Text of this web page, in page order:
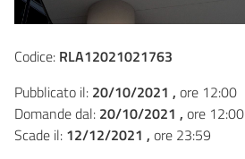
Codice: RLA12021021763
Pubblicato il: 20/10/2021 , ore 12:00
Domande dal: 20/10/2021 , ore 12:00
Scade il: 12/12/2021 , ore 23:59